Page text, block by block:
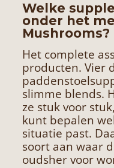
Welke
onder het
Mushrooms?
Het complete
producten. Vier
slimme blends.
ze stuk voor
kunt bepalen
situatie past.
soort aan waar
oudsher voor